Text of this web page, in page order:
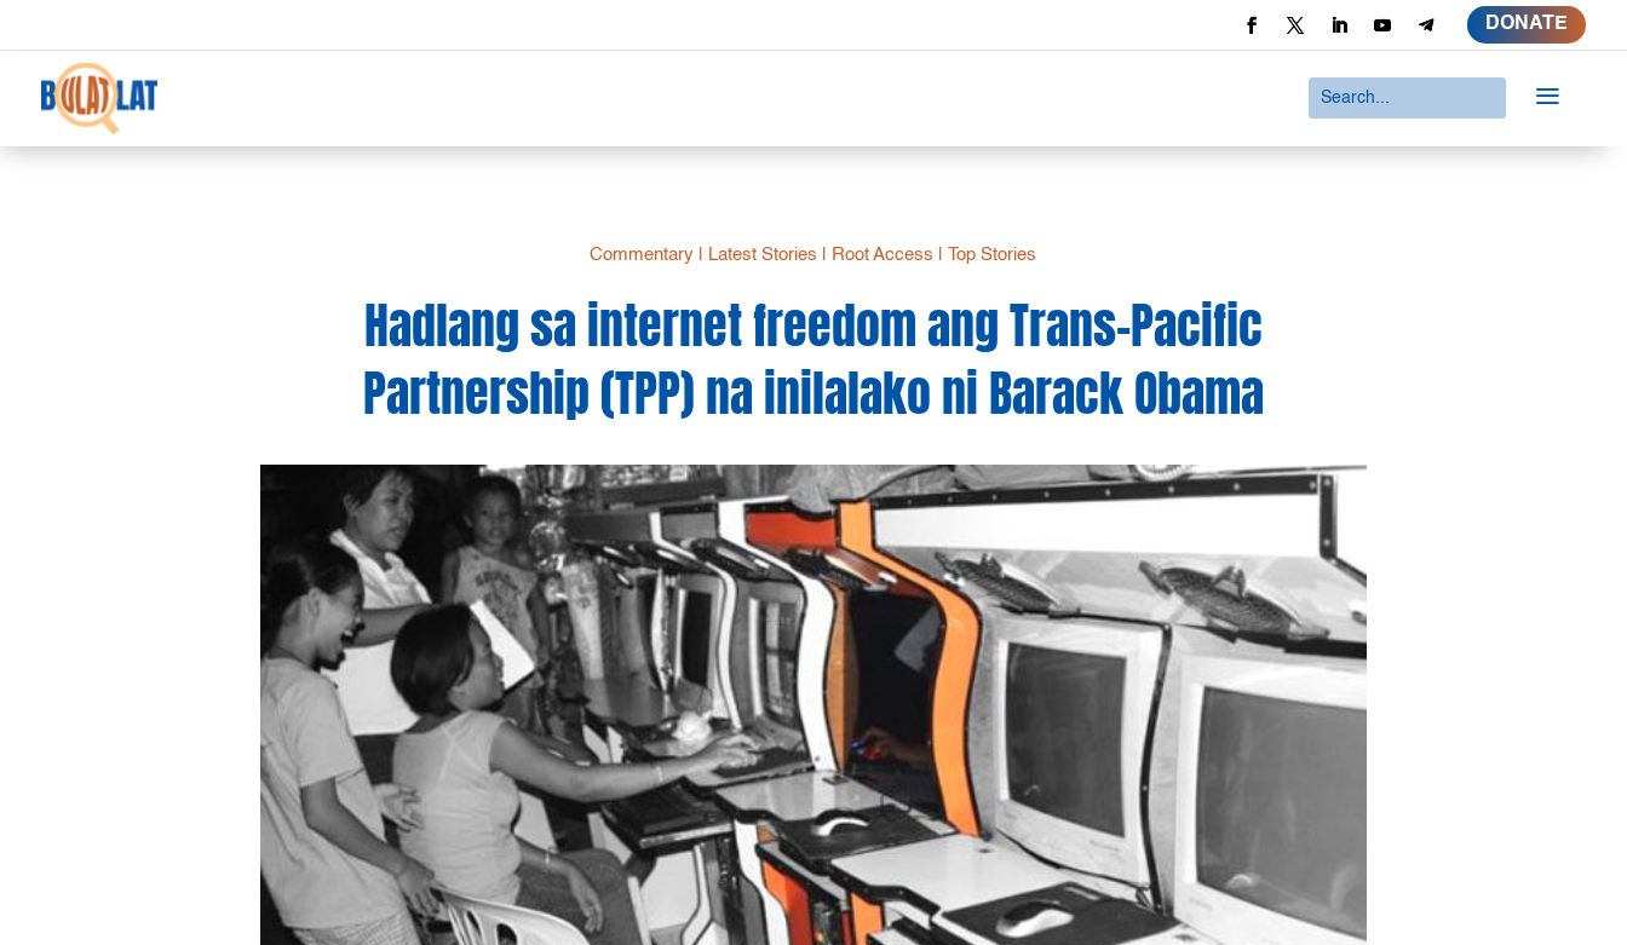
DONATE
a
Commentary Latest Stories Root Access |Top Stories
Hadlang sa internet freedom ang Trans-Pacific
Partnership (TPP) na inilalako ni Barack Obama